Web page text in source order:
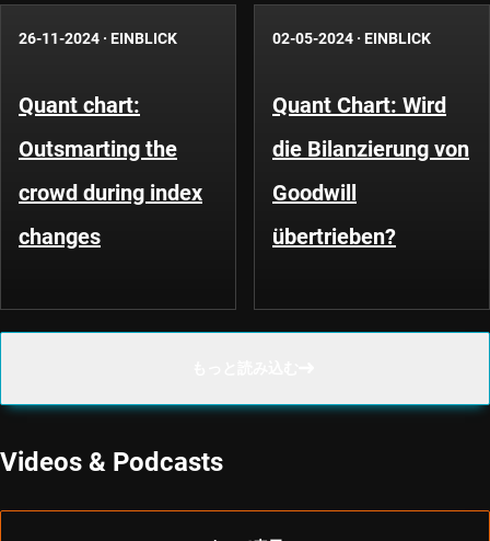
26-11-2024 · EINBLICK
Quant chart:
Outsmarting the
crowd during index
changes
02-05-2024 · EINBLICK
Quant Chart: Wird
die Bilanzierung von
Goodwill
übertrieben?
Videos & Podcasts